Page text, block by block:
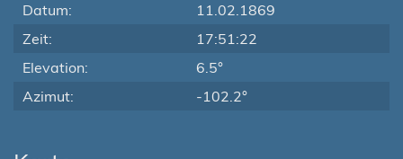
Datum:
11.02.1869
Zeit:
17:51:22
Elevation:
6.5°
Azimut:
-102.2°